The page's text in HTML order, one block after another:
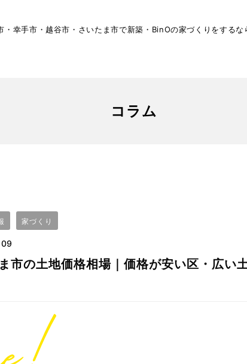
・幸手市・越谷市・さいたま市で新築・BinOの家づくりをするな
コラム
家づくり
市の土地価格相場｜価格が安い区・広い